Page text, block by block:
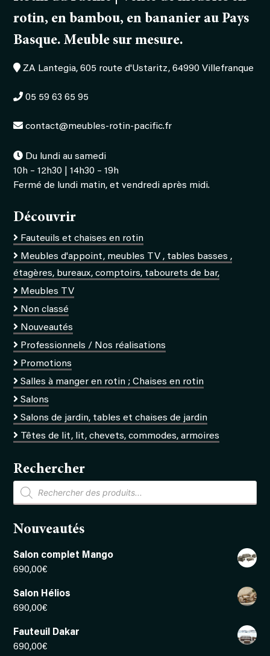
rotin, en bambou, en bananier au Pays
Basque. Meuble sur mesure.
ZA Lantegia, 605 route d'Ustaritz, 64990 Villefranque
05 59 63 65 95
contact@meubles-rotin-pacific.fr
Du lundi au samedi
10h – 12h30 | 14h30 – 19h
Fermé de lundi matin, et vendredi après midi.
Découvrir
Fauteuils et chaises en rotin
Meubles d'appoint, meubles TV , tables basses ,
étagères, bureaux, comptoirs, tabourets de bar,
Meubles TV
Non classé
Nouveautés
Professionnels / Nos réalisations
Promotions
Salles à manger en rotin ; Chaises en rotin
Salons
Salons de jardin, tables et chaises de jardin
Têtes de lit, lit, chevets, commodes, armoires
Rechercher
Recherche
de
produits
Nouveautés
Salon complet Mango
690,00€
Salon Hélios
690,00€
Fauteuil Dakar
690,00€